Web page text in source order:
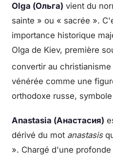
Olga (Ольга) vient du
sainte » ou « sacrée ».
importance historique
Olga de Kiev, première
convertir au christianisme
vénérée comme une
orthodoxe russe,
Anastasia (Анастасия)
dérivé du mot anastasis
». Chargé d'une